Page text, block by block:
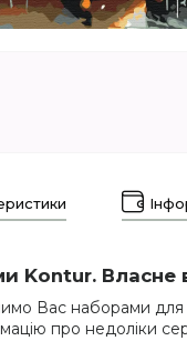
Kontur. Власне
Вас наборами для
про недоліки